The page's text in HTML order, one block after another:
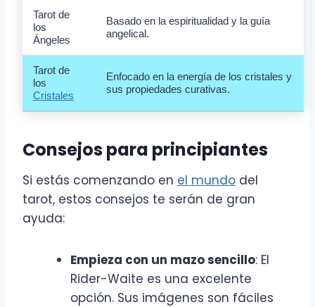
Tarot de
los
Ángeles
Basado en la espiritualidad y la guía
angelical.
Tarot de
los
Cristales
Enfocado en la energía de los cristales y
sus propiedades curativas.
Consejos para principiantes
Si estás comenzando en el mundo del
tarot, estos consejos te serán de gran
ayuda:
Empieza con un mazo sencillo: El
Rider-Waite es una excelente
opción. Sus imágenes son fáciles